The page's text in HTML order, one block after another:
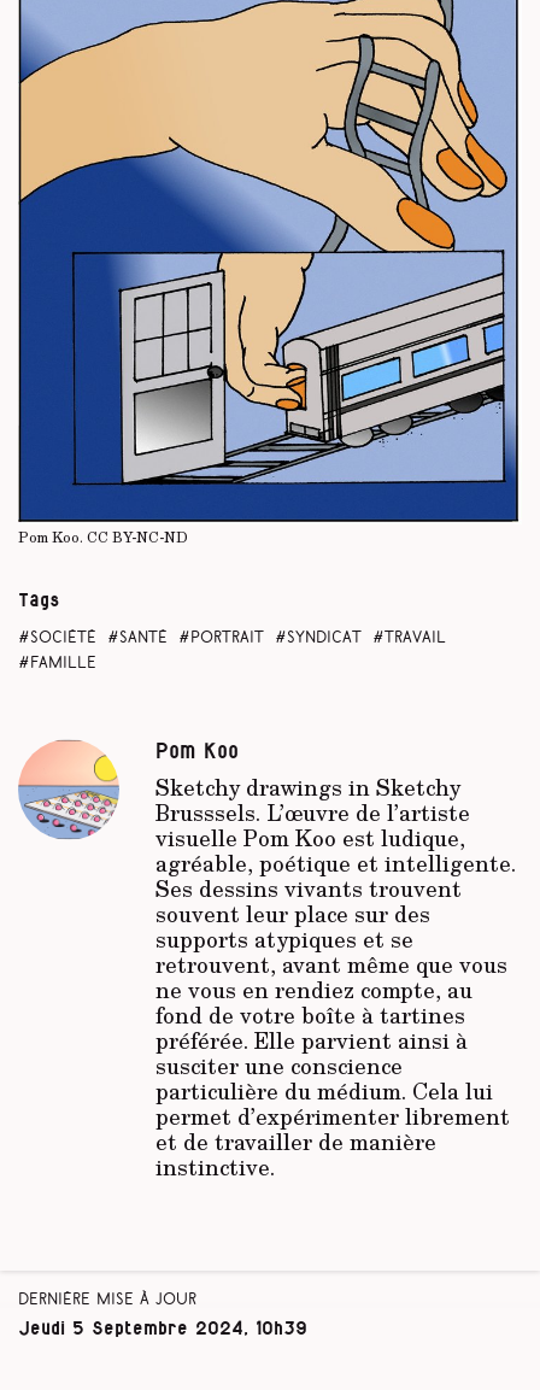
Pom Koo. CC BY-NC-ND
Tags
société santé portrait syndicat
travail
famille
Pom Koo
Sketchy drawings in Sketchy
Brusssels. L’œuvre de l’artiste
visuelle Pom Koo est ludique,
agréable, poétique et intelligente.
Ses dessins vivants trouvent
souvent leur place sur des
supports atypiques et se
retrouvent, avant même que vous
ne vous en rendiez compte, au
fond de votre boîte à tartines
préférée. Elle parvient ainsi à
susciter une conscience
particulière du médium. Cela lui
permet d’expérimenter librement
et de travailler de manière
instinctive.
Dernière mise à jour
Jeudi 5 Septembre 2024, 10h39